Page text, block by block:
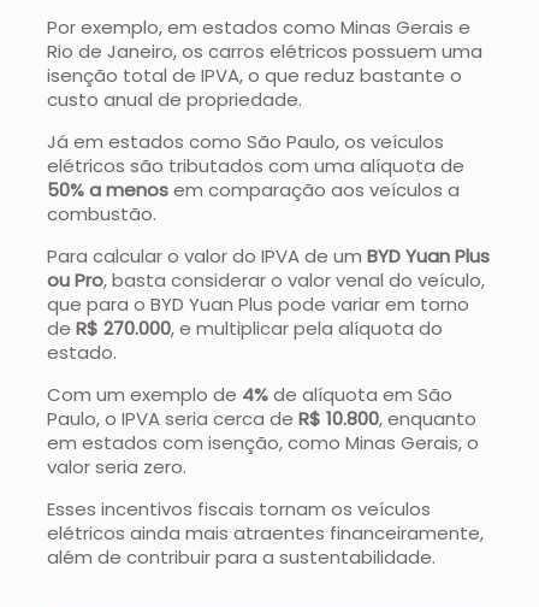
Por exemplo, em estados como Minas Gerais e
Rio de Janeiro, os carros elétricos possuem uma
isenção total de IPVA, o que reduz bastante o
custo anual de propriedade.
Já em estados como São Paulo, os veículos
elétricos são tributados com uma alíquota de
50% a menosem comparação aos veículos a
combustão.
Para calcular o valor do IPVA de umBYD Yuan Plus
ou Pro, basta considerar o valor venal do veículo,
que para o BYD Yuan Plus pode variar em torno
deR$ 270.000, e multiplicar pela alíquota do
estado.
Com um exemplo de 4%de alíquota em São
Paulo, o IPVA seria cerca deR$ 10.800, enquanto
em estados com isenção, como Minas Gerais, o
valor seria zero.
Esses incentivos fiscais tornam os veículos
elétricos ainda mais atraentes financeiramente,
além de contribuir para a sustentabilidade.